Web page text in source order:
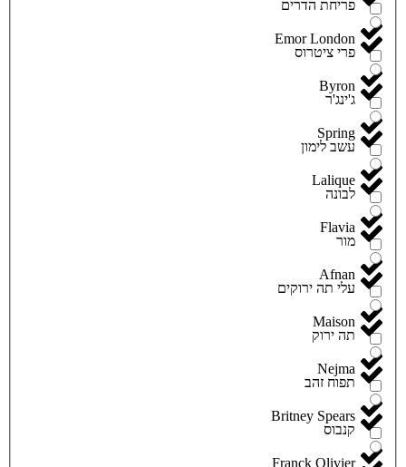
Emor London
Byron
Spring
Lalique
Flavia
Afnan
Maison
Nejma
Britney Spears
Franck Olivier
פריחת הדרים
פרי ציטרוס
ג'ינג'ר
עשב לימון
לבונה
מור
עלי תה ירוקים
תה ירוק
תפוח זהב
קנבוס